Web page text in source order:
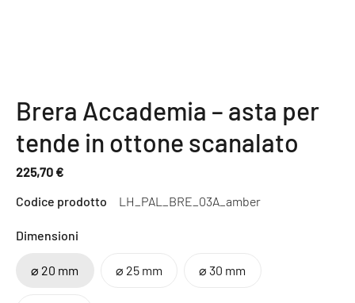
Brera Accademia – asta per
tende in ottone scanalato
225,70 €
Prezzo
normale
Codice prodotto LH_PAL_BRE_03A_amber
Dimensioni
⌀ 20 mm ⌀ 25 mm ⌀ 30 mm